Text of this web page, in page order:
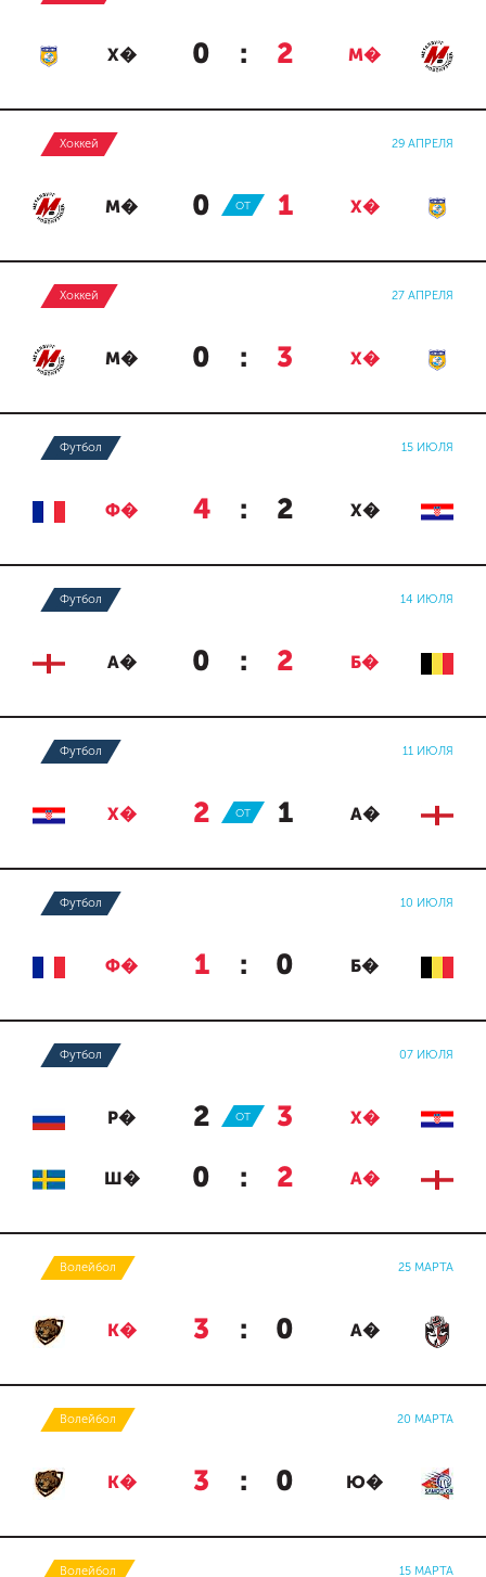
Х� 0 : 2 М�
Хоккей 29 АПРЕЛЯ
М� 0 : 1 Х�
ОТ
Хоккей 27 АПРЕЛЯ
М� 0 : 3 Х�
Футбол 15 ИЮЛЯ
Ф� 4 : 2 Х�
Футбол 14 ИЮЛЯ
А� 0 : 2 Б�
Футбол 11 ИЮЛЯ
Х� 2 : 1 А�
ОТ
Футбол 10 ИЮЛЯ
Ф� 1 : 0 Б�
Футбол 07 ИЮЛЯ
Р� 2 : 3 Х�
ОТ
Ш� 0 : 2 А�
Волейбол 25 МАРТА
К� 3 : 0 А�
Волейбол 20 МАРТА
К� 3 : 0 Ю�
Волейбол 15 МАРТА